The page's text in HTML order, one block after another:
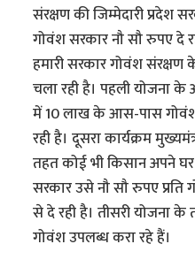
संरक्षण की जिम्मेदारी प्रदेश
गोवंश सरकार नौ सौ रुपए दे
हमारी सरकार गोवंश संरक्षण
चला रही है। पहली योजना के
में 10 लाख के आस-पास
रही है। दूसरा कार्यक्रम
तहत कोई भी किसान अपने
सरकार उसे नौ सौ रुपए प्रति
से दे रही है। तीसरी योजना के
गोवंश उपलब्ध करा रहे हैं।